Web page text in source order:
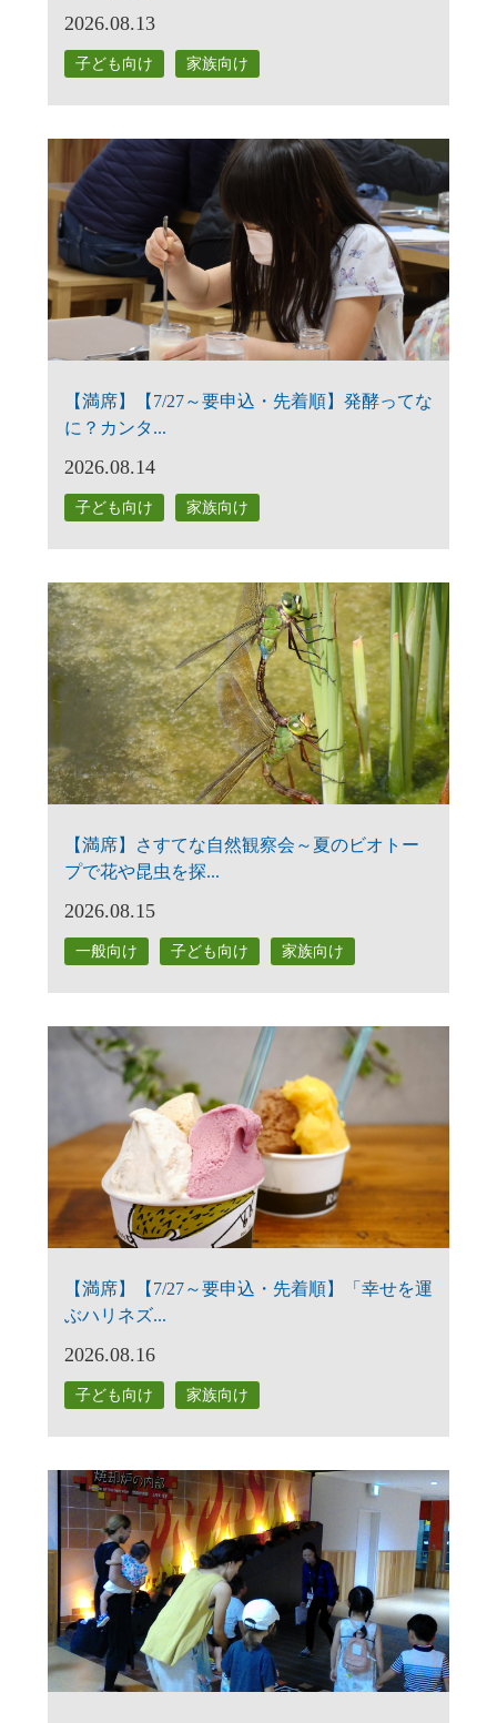
2026.08.13
子ども向け 家族向け
【満席】【7/27～要申込・先着順】発酵ってな
に？カンタ...
2026.08.14
子ども向け 家族向け
【満席】さすてな自然観察会～夏のビオトー
プで花や昆虫を探...
2026.08.15
一般向け 子ども向け 家族向け
【満席】【7/27～要申込・先着順】「幸せを運
ぶハリネズ...
2026.08.16
子ども向け 家族向け